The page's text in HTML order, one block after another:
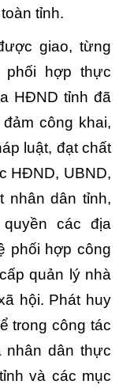
tỉnh.
giao, từng
hợp thực
HĐND tỉnh đã
công khai,
luật, đạt chất
HĐND, UBND,
nhân dân tỉnh,
các địa
phối hợp công
quản lý nhà
hội. Phát huy
trong công tác
nhân dân thực
và các mục